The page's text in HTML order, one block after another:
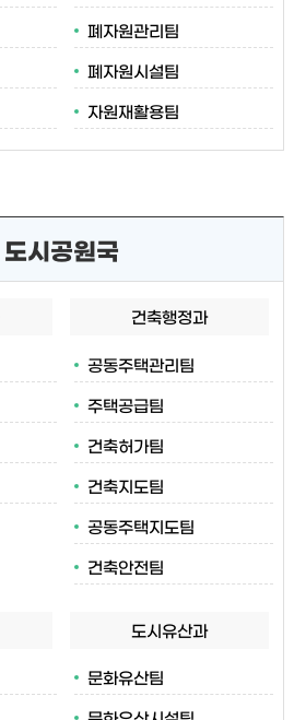
폐자원관리팀
폐자원시설팀
자원재활용팀
도시공원국
건축행정과
공동주택관리팀
주택공급팀
건축허가팀
건축지도팀
공동주택지도팀
건축안전팀
도시유산과
문화유산팀